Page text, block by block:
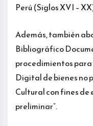
Perú (Siglos XVI –
Además, también
Bibliográfico
procedimientos
Digital de bienes no
Cultural con fines
preliminar”.